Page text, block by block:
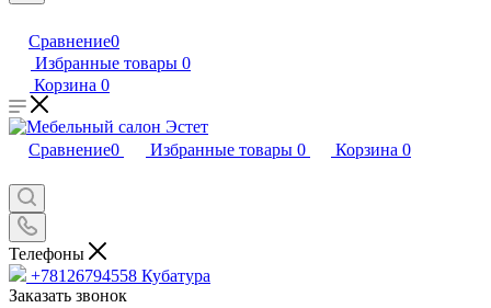
Сравнение0
Избранные товары 0
Корзина 0
Сравнение0 Избранные товары 0 Корзина 0
Телефоны
+78126794558 Кубатура
Заказать звонок